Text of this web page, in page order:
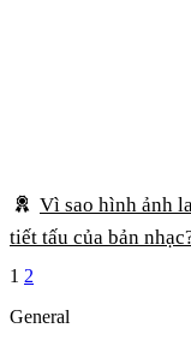
Vì sao hình ảnh
tiết tấu của bản
1 2
General